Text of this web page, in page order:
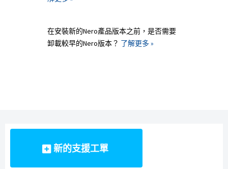
在安裝新的Nero產品版本之前，是否需要
卸載較早的Nero版本？ 了解更多 »
新的支援工單